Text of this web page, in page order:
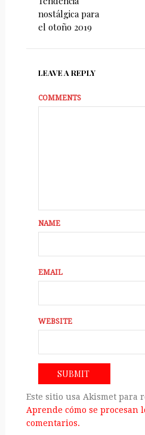
nostálgica para
el otoño 2019
LEAVE A REPLY
COMMENTS
NAME
EMAIL
WEBSITE
Este sitio usa Akismet para
Aprende cómo se procesan
comentarios.